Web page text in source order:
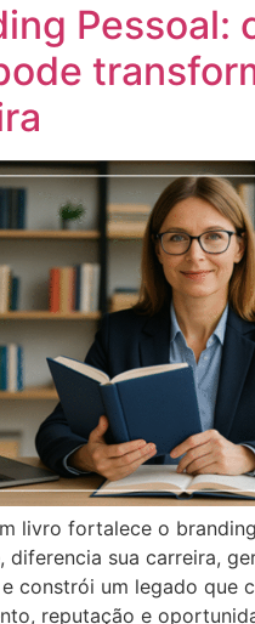
Pessoal:
livro fortalece o
diferencia sua carreira,
constrói um legado que
reputação e